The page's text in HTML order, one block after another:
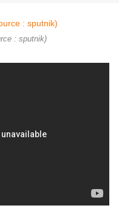
: sputnik)